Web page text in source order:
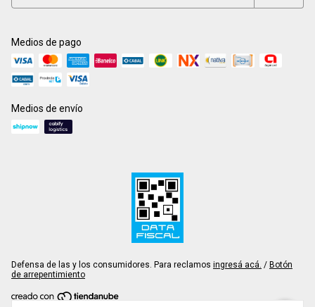
Medios de pago
Medios de envío
Defensa de las y los consumidores. Para reclamos ingresá acá. / Botón
de arrepentimiento